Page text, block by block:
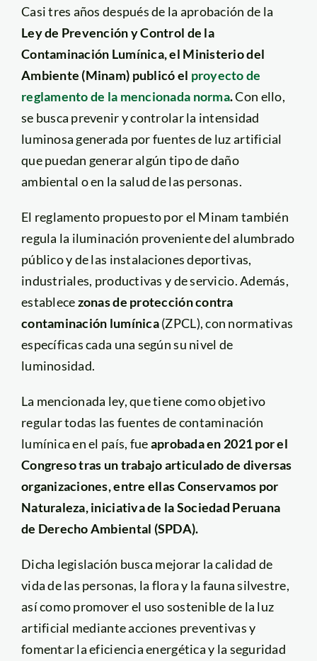
Casi tres años después de la aprobación de la
Ley de Prevención y Control de la
Contaminación Lumínica, el Ministerio del
Ambiente (Minam) publicó el proyecto de
reglamento de la mencionada norma.Con ello,
se busca prevenir y controlar la intensidad
luminosa generada por fuentes de luz artificial
que puedan generar algún tipo de daño
ambiental o en la salud de las personas.
El reglamento propuesto por el Minam también
regula la iluminación proveniente del alumbrado
público y de las instalaciones deportivas,
industriales, productivas y de servicio. Además,
establecezonas de protección contra
contaminación lumínica(ZPCL), con normativas
específicas cada una según su nivel de
luminosidad.
La mencionada ley, que tiene como objetivo
regular todas las fuentes de contaminación
lumínica en el país, fueaprobada en 2021 por el
Congreso tras un trabajo articulado de diversas
organizaciones, entre ellas Conservamos por
Naturaleza, iniciativa de la Sociedad Peruana
de Derecho Ambiental (SPDA).
Dicha legislación busca mejorar la calidad de
vida de las personas, la flora y la fauna silvestre,
así como promover el uso sostenible de la luz
artificial mediante acciones preventivas y
fomentar la eficiencia energética y la seguridad